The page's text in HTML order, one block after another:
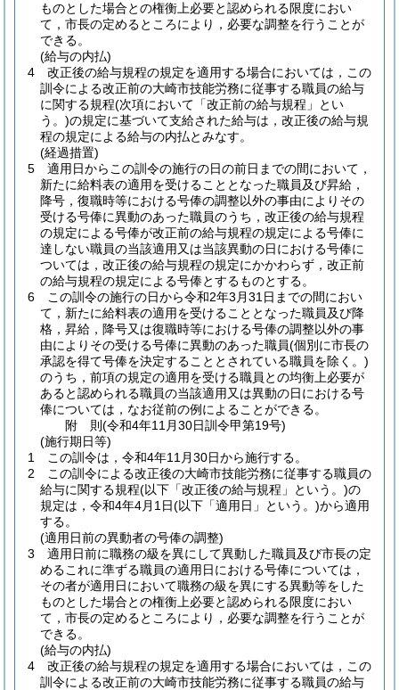
ものとした場合との権衡上必要と認められる限度におい
て，市長の定めるところにより，必要な調整を行うことが
できる。
(給与の内払)
4
改正後の給与規程の規定を適用する場合においては，この
訓令による改正前の大崎市技能労務に従事する職員の給与
に関する規程(次項において「改正前の給与規程」とい
う。)の規定に基づいて支給された給与は，改正後の給与規
程の規定による給与の内払とみなす。
(経過措置)
5
適用日からこの訓令の施行の日の前日までの間において，
新たに給料表の適用を受けることとなった職員及び昇給，
降号，復職時等における号俸の調整以外の事由によりその
受ける号俸に異動のあった職員のうち，改正後の給与規程
の規定による号俸が改正前の給与規程の規定による号俸に
達しない職員の当該適用又は当該異動の日における号俸に
ついては，改正後の給与規程の規定にかかわらず，改正前
の給与規程の規定による号俸とするものとする。
6
この訓令の施行の日から令和2年3月31日までの間におい
て，新たに給料表の適用を受けることとなった職員及び降
格，昇給，降号又は復職時等における号俸の調整以外の事
由によりその受ける号俸に異動のあった職員(個別に市長の
承認を得て号俸を決定することとされている職員を除く。)
のうち，前項の規定の適用を受ける職員との均衡上必要が
あると認められる職員の当該適用又は異動の日における号
俸については，なお従前の例によることができる。
附 則(令和4年11月30日訓令甲第19号)
(施行期日等)
1
この訓令は，令和4年11月30日から施行する。
2
この訓令による改正後の大崎市技能労務に従事する職員の
給与に関する規程(以下「改正後の給与規程」という。)の
規定は，令和4年4月1日(以下「適用日」という。)から適用
する。
(適用日前の異動者の号俸の調整)
3
適用日前に職務の級を異にして異動した職員及び市長の定
めるこれに準ずる職員の適用日における号俸については，
その者が適用日において職務の級を異にする異動等をした
ものとした場合との権衡上必要と認められる限度におい
て，市長の定めるところにより，必要な調整を行うことが
できる。
(給与の内払)
4
改正後の給与規程の規定を適用する場合においては，この
訓令による改正前の大崎市技能労務に従事する職員の給与